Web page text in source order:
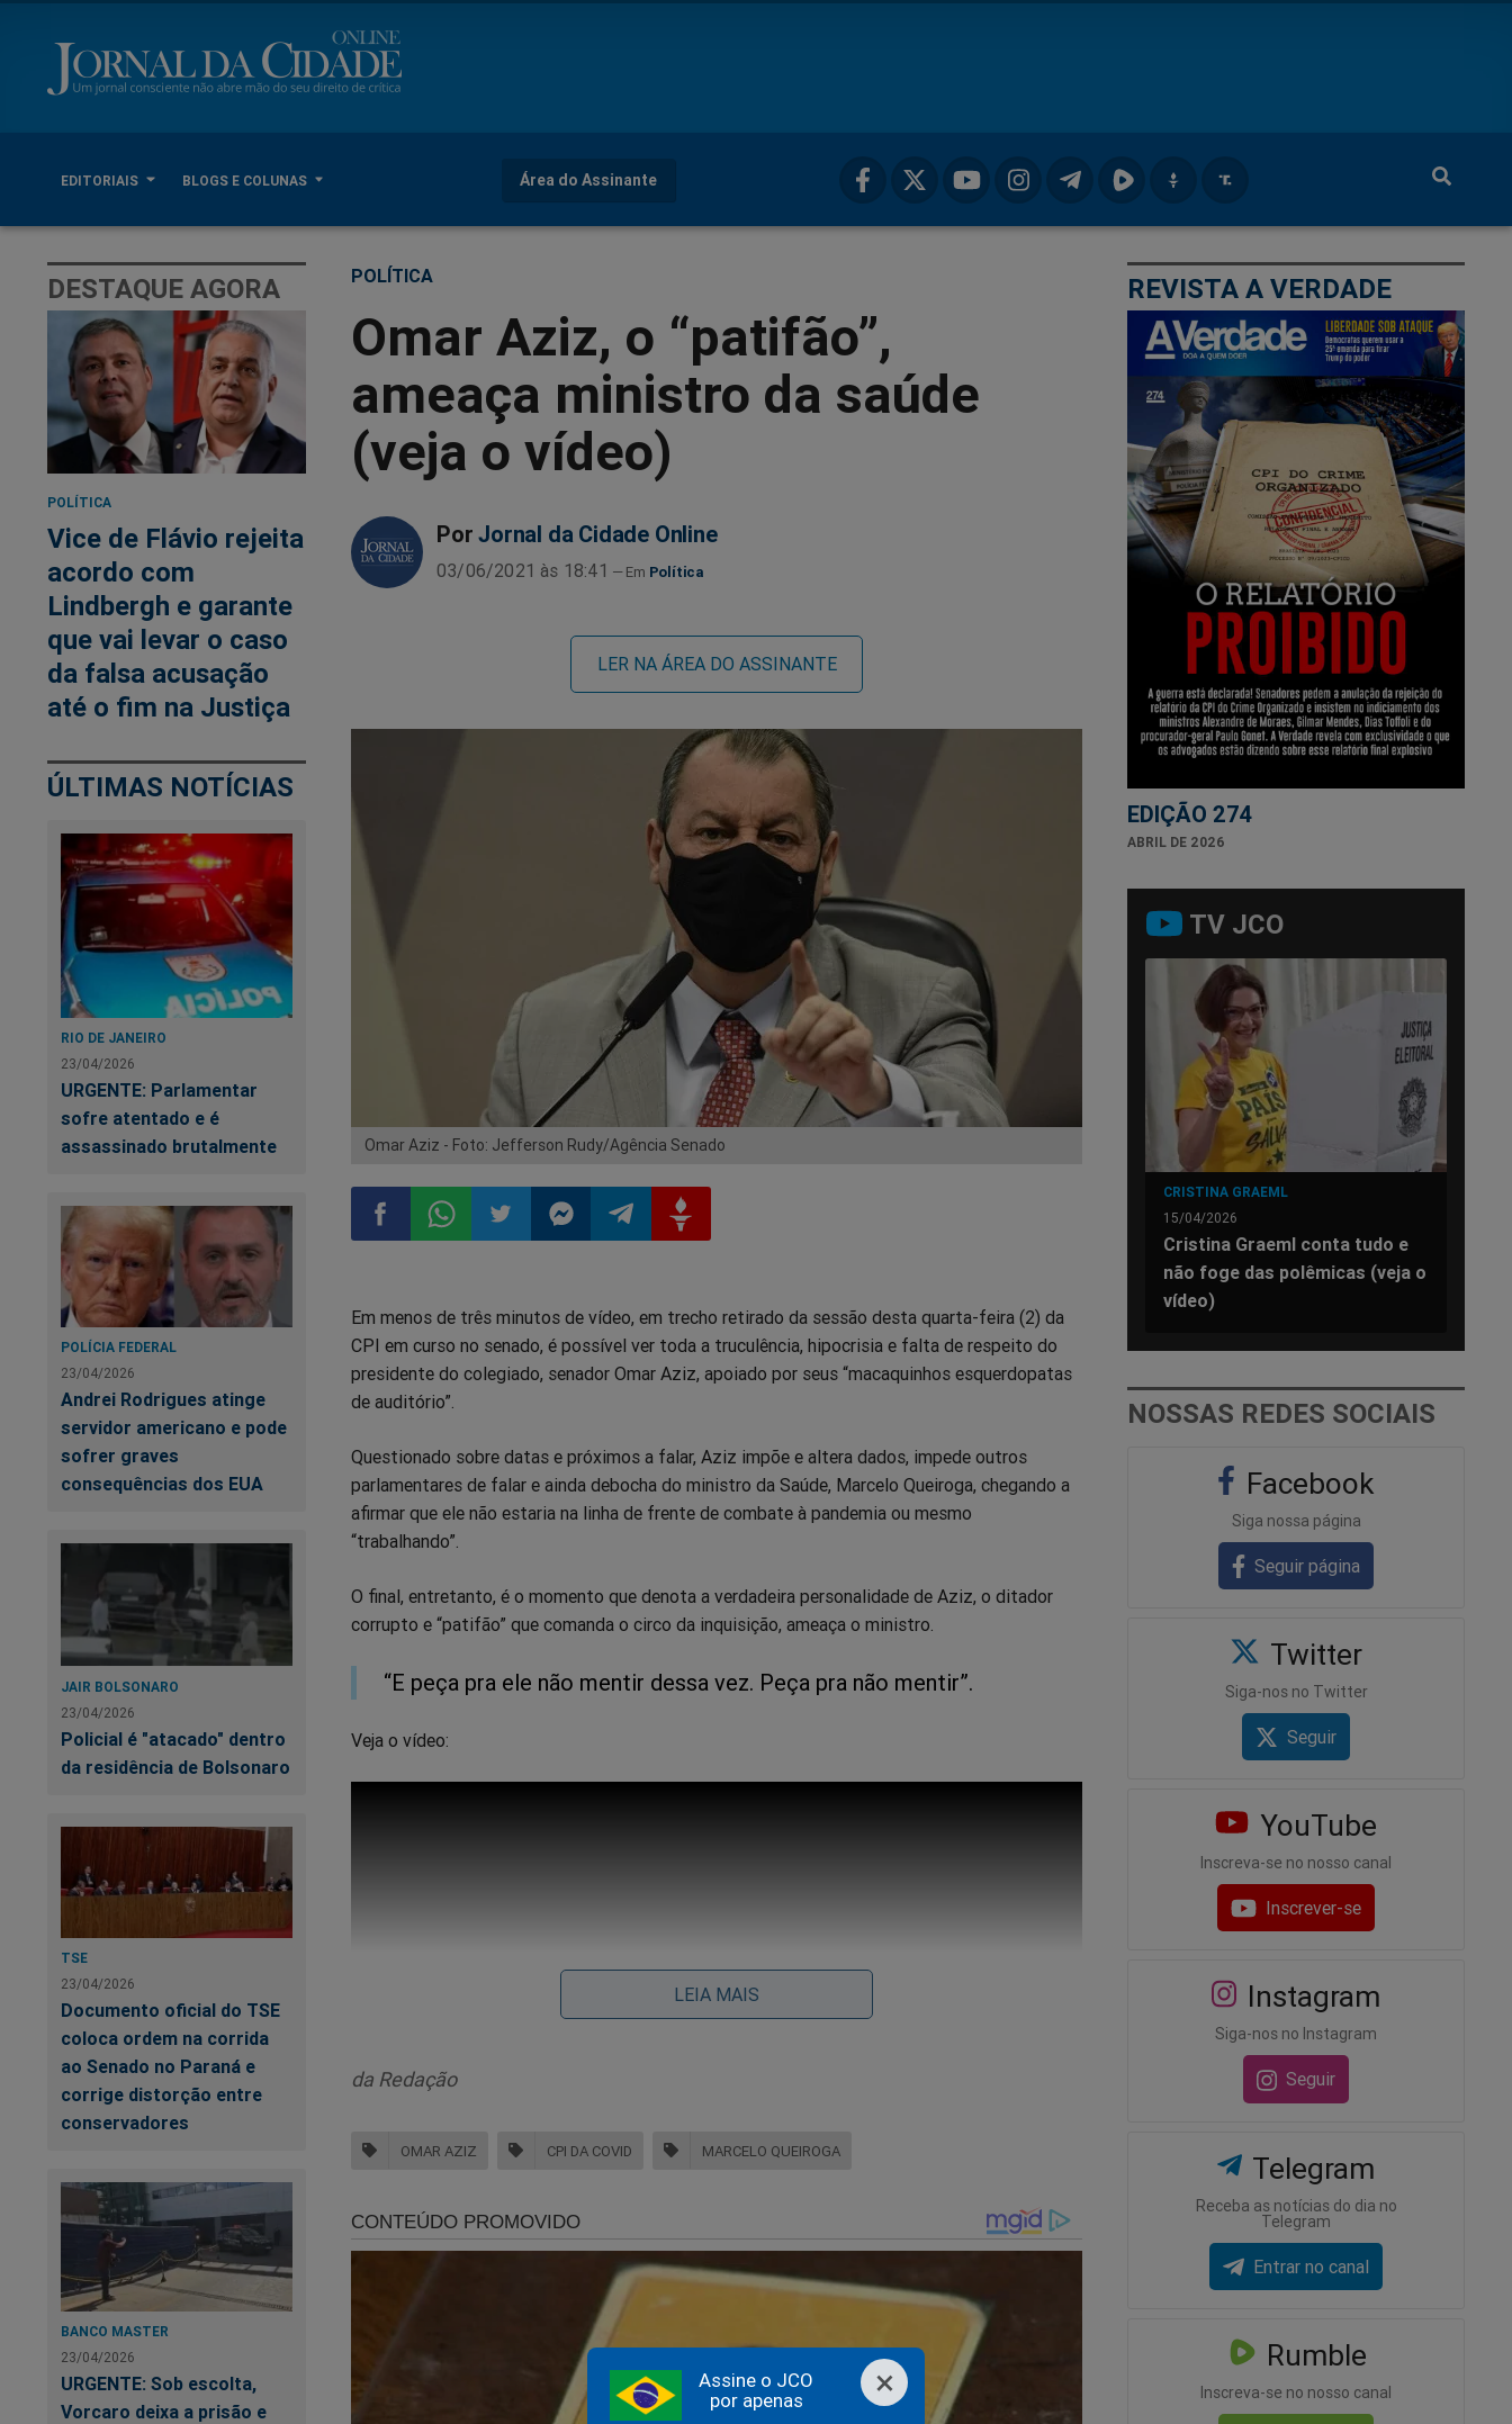
EDITORIAIS BLOGS E COLUNAS Área do Assinante
×
Assine o JCO
por apenas
DESTAQUE AGORA
POLÍTICA
Vice de Flávio rejeita
acordo com
Lindbergh e garante
que vai levar o caso
da falsa acusação
até o fim na Justiça
ÚLTIMAS NOTÍCIAS
RIO DE JANEIRO
23/04/2026
URGENTE: Parlamentar
sofre atentado e é
assassinado brutalmente
POLÍCIA FEDERAL
23/04/2026
Andrei Rodrigues atinge
servidor americano e pode
sofrer graves
consequências dos EUA
JAIR BOLSONARO
23/04/2026
Policial é "atacado" dentro
da residência de Bolsonaro
TSE
23/04/2026
Documento oficial do TSE
coloca ordem na corrida
ao Senado no Paraná e
corrige distorção entre
conservadores
BANCO MASTER
23/04/2026
URGENTE: Sob escolta,
Vorcaro deixa a prisão e
POLÍTICA
Omar Aziz, o “patifão”,
ameaça ministro da saúde
(veja o vídeo)
Por Jornal da Cidade Online
03/06/2021 às 18:41 Política
LER NA ÁREA DO ASSINANTE
Omar Aziz - Foto: Jefferson Rudy/Agência Senado
no
Facebook
no
Whatsapp
no
Twitter
no
Messenger
no
Telegram
no
Gettr
Em menos de três minutos de vídeo, em trecho retirado da sessão desta quarta-feira (2) da
CPI em curso no senado, é possível ver toda a truculência, hipocrisia e falta de respeito do
presidente do colegiado, senador Omar Aziz, apoiado por seus “macaquinhos esquerdopatas
de auditório”.
Questionado sobre datas e próximos a falar, Aziz impõe e altera dados, impede outros
parlamentares de falar e ainda debocha do ministro da Saúde, Marcelo Queiroga, chegando a
afirmar que ele não estaria na linha de frente de combate à pandemia ou mesmo
“trabalhando”.
O final, entretanto, é o momento que denota a verdadeira personalidade de Aziz, o ditador
corrupto e “patifão” que comanda o circo da inquisição, ameaça o ministro.
“E peça pra ele não mentir dessa vez. Peça pra não mentir”.
Veja o vídeo:
E Rodrigo Pacheco, continua calado.
Qual o limite do ódio? Esposa de Eduardo Bolsonaro recebe e-mail
desejando a morte da filha
LEIA MAIS
da Redação
OMAR AZIZ CPI DA COVID MARCELO QUEIROGA
REVISTA A VERDADE
EDIÇÃO 274
ABRIL DE 2026
TV JCO
CRISTINA GRAEML
15/04/2026
Cristina Graeml conta tudo e
não foge das polêmicas (veja o
vídeo)
NOSSAS REDES SOCIAIS
Facebook
Siga nossa página
Seguir página
Twitter
Siga-nos no Twitter
Seguir
YouTube
Inscreva-se no nosso canal
Inscrever-se
Instagram
Siga-nos no Instagram
Seguir
Telegram
Receba as notícias do dia no
Telegram
Entrar no canal
Rumble
Inscreva-se no nosso canal